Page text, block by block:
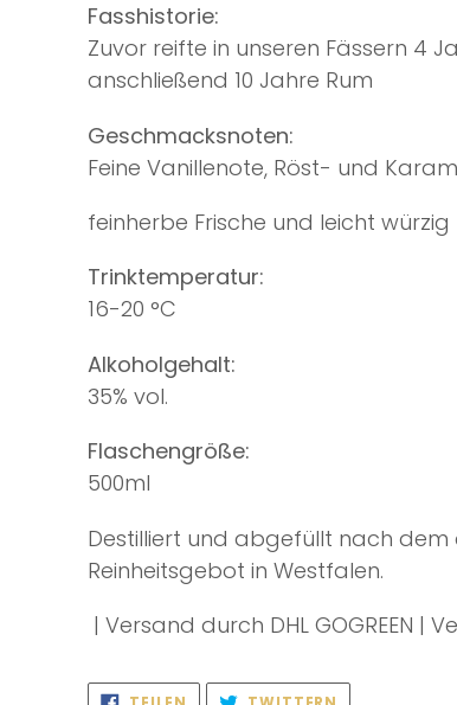
Fasshistorie:
Zuvor reifte in unseren Fässern 4
anschließend 10 Jahre Rum
Geschmacksnoten:
Feine Vanillenote, Röst- und
feinherbe Frische und leicht würzig
Trinktemperatur:
16-20 °C
Alkoholgehalt:
35% vol.
Flaschengröße:
500ml
Destilliert und abgefüllt nach dem
Reinheitsgebot in Westfalen.
| Versand durch DHL GOGREEN |